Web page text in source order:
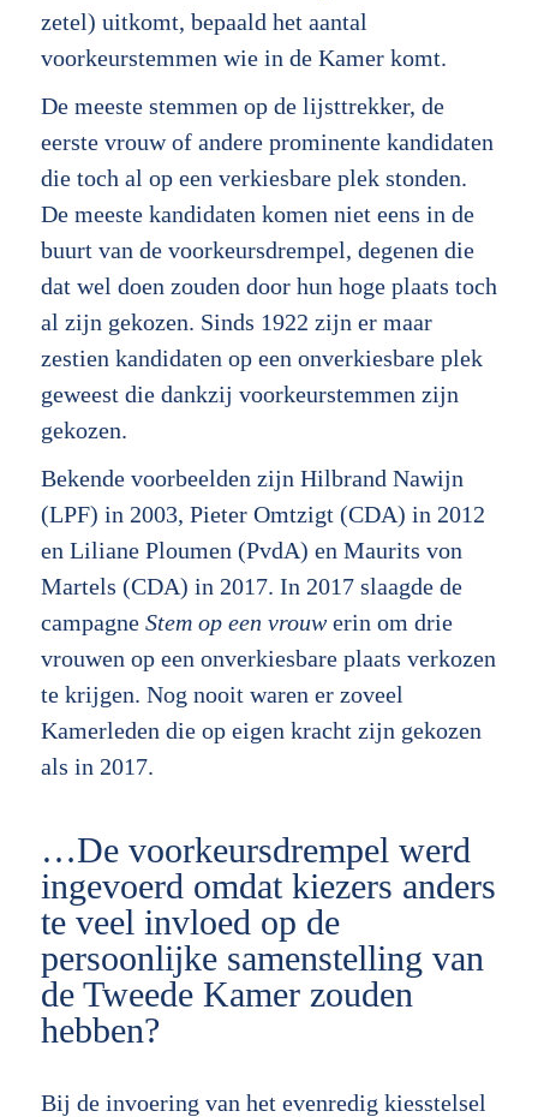
zetel) uitkomt, bepaald het aantal
voorkeurstemmen wie in de Kamer komt.
De meeste stemmen op de lijsttrekker, de
eerste vrouw of andere prominente kandidaten
die toch al op een verkiesbare plek stonden.
De meeste kandidaten komen niet eens in de
buurt van de voorkeursdrempel, degenen die
dat wel doen zouden door hun hoge plaats toch
al zijn gekozen. Sinds 1922 zijn er maar
zestien kandidaten op een onverkiesbare plek
geweest die dankzij voorkeurstemmen zijn
gekozen.
Bekende voorbeelden zijn Hilbrand Nawijn
(LPF) in 2003, Pieter Omtzigt (CDA) in 2012
en Liliane Ploumen (PvdA) en Maurits von
Martels (CDA) in 2017. In 2017 slaagde de
campagne Stem op een vrouw erin om drie
vrouwen op een onverkiesbare plaats verkozen
te krijgen. Nog nooit waren er zoveel
Kamerleden die op eigen kracht zijn gekozen
als in 2017.
…De voorkeursdrempel werd
ingevoerd omdat kiezers anders
te veel invloed op de
persoonlijke samenstelling van
de Tweede Kamer zouden
hebben?
Bij de invoering van het evenredig kiesstelsel